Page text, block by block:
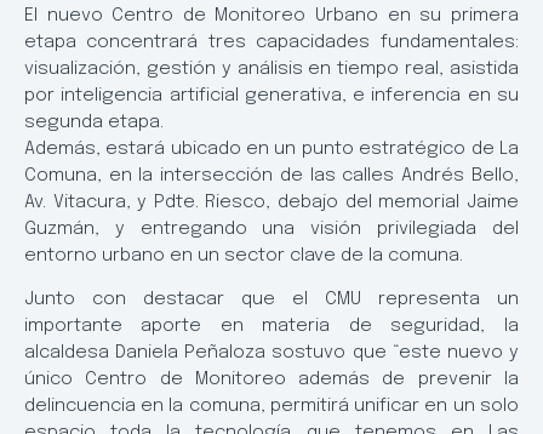
El nuevo Centro de Monitoreo Urbano en su primera
etapa concentrará tres capacidades fundamentales:
visualización, gestión y análisis en tiempo real, asistida
por inteligencia artificial generativa, e inferencia en su
segunda etapa.
Además, estará ubicado en un punto estratégico de La
Comuna, en la intersección de las calles Andrés Bello,
Av. Vitacura, y Pdte. Riesco, debajo del memorial Jaime
Guzmán, y entregando una visión privilegiada del
entorno urbano en un sector clave de la comuna.
Junto con destacar que el CMU representa un
importante aporte en materia de seguridad, la
alcaldesa Daniela Peñaloza sostuvo que “este nuevo y
único Centro de Monitoreo además de prevenir la
delincuencia en la comuna, permitirá unificar en un solo